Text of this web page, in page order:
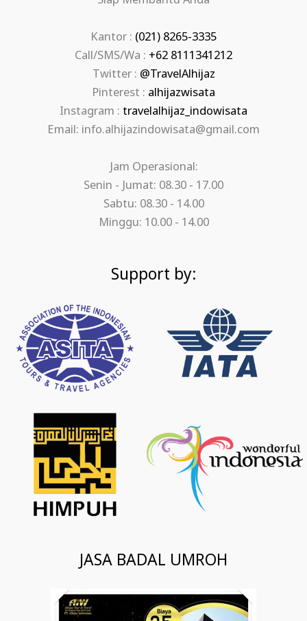
Kantor : (021) 8265-3335
Call/SMS/Wa : +62 8111341212
Twitter : @TravelAlhijaz
Pinterest : alhijazwisata
Instagram : travelalhijaz_indowisata
Email: info.alhijazindowisata@gmail.com
Jam Operasional:
Senin - Jumat: 08.30 - 17.00
Sabtu: 08.30 - 14.00
Minggu: 10.00 - 14.00
Support by:
JASA BADAL UMROH